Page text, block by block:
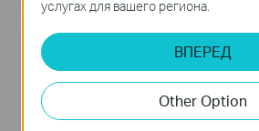
услугах для вашего региона.
ВПЕРЕД
Other Option